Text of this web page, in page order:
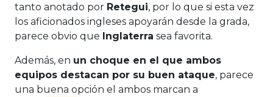
tanto anotado por Retegui, por lo que si esta vez
los aficionados ingleses apoyarán desde la grada,
parece obvio que Inglaterra sea favorita.
Además, en un choque en el que ambos
equipos destacan por su buen ataque, parece
una buena opción el ambos marcan a